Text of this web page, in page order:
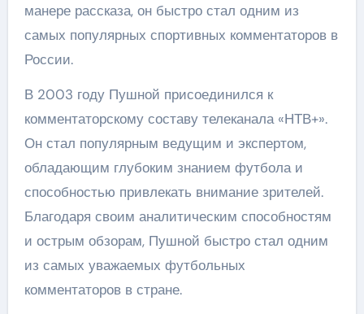
манере рассказа, он быстро стал одним из
самых популярных спортивных комментаторов в
России.
В 2003 году Пушной присоединился к
комментаторскому составу телеканала «НТВ+».
Он стал популярным ведущим и экспертом,
обладающим глубоким знанием футбола и
способностью привлекать внимание зрителей.
Благодаря своим аналитическим способностям
и острым обзорам, Пушной быстро стал одним
из самых уважаемых футбольных
комментаторов в стране.